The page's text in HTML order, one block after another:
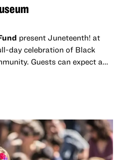
present Juneteenth! at
day celebration of Black
Guests can expect a
artists, delicious offerings
celebration of Black culture.